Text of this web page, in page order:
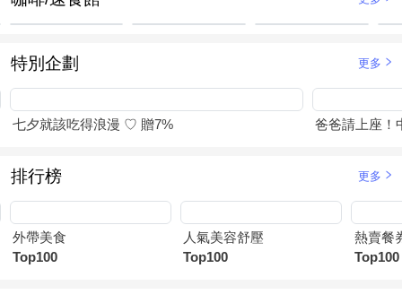
特別企劃 更多
七夕就該吃得浪漫 ♡ 贈7% 爸爸請上座！
排行榜 更多
外帶美食
Top100
人氣美容舒壓
Top100
熱賣餐
Top100